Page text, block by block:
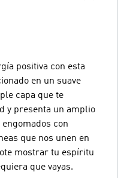
positiva con esta
en un suave
capa que te
y presenta un amplio
con
que nos unen en
mostrar tu espíritu
que vayas.